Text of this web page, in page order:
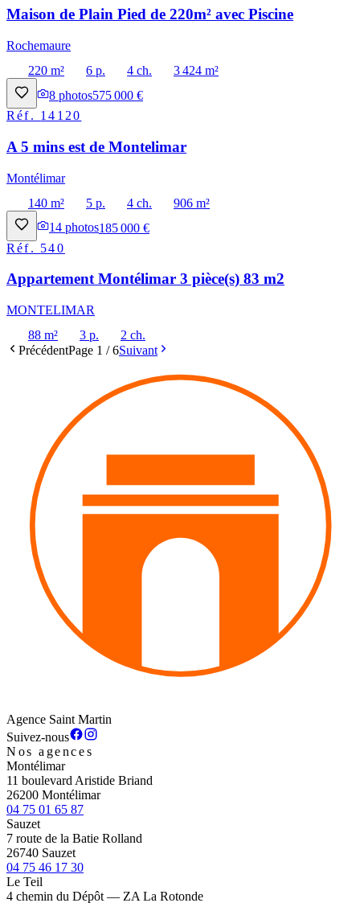
Maison de Plain Pied de 220m² avec Piscine
Rochemaure
220 m²
6 p. 4 ch.
3 424 m²
8 photos575 000 €
Réf. 14120
A 5 mins est de Montelimar
Montélimar
140 m²
5 p. 4 ch.
906 m²
14 photos185 000 €
Réf. 540
Appartement Montélimar 3 pièce(s) 83 m2
MONTELIMAR
88 m²
3 p.
2 ch.
PrécédentPage 1 /6Suivant
Agence Saint Martin
Suivez-nous
Nos agences
Montélimar
11 boulevard Aristide Briand
26200 Montélimar
04 75 01 65 87
Sauzet
7 route de la Batie Rolland
26740 Sauzet
04 75 46 17 30
Le Teil
4 chemin du Dépôt — ZA La Rotonde